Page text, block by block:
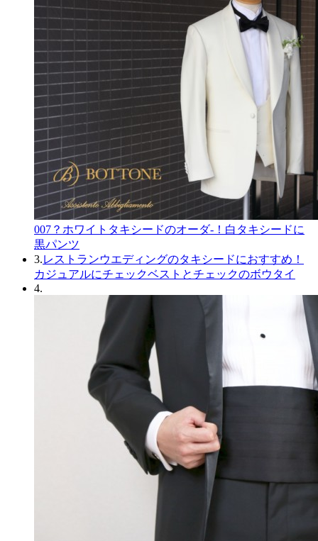
007？ホワイトタキシードのオーダ-！白タキシードに
黒パンツ
3.レストランウエディングのタキシードにおすすめ！
カジュアルにチェックベストとチェックのボウタイ
4.